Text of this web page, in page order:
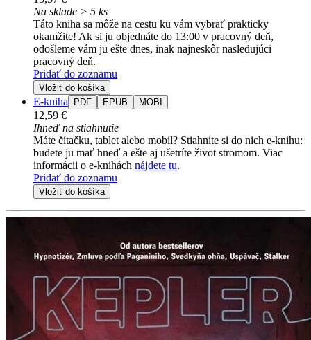
Na sklade > 5 ks
Táto kniha sa môže na cestu ku vám vybrať prakticky
okamžite! Ak si ju objednáte do 13:00 v pracovný deň,
odošleme vám ju ešte dnes, inak najneskôr nasledujúci
pracovný deň.
Pridať do zoznamu
Vložiť do košíka
E-kniha PDF EPUB MOBI
12,59 €
Ihneď na stiahnutie
Máte čítačku, tablet alebo mobil? Stiahnite si do nich e-knihu:
budete ju mať hneď a ešte aj ušetríte život stromom. Viac
informácii o e-knihách nájdete tu.
Pridať do zoznamu
Vložiť do košíka